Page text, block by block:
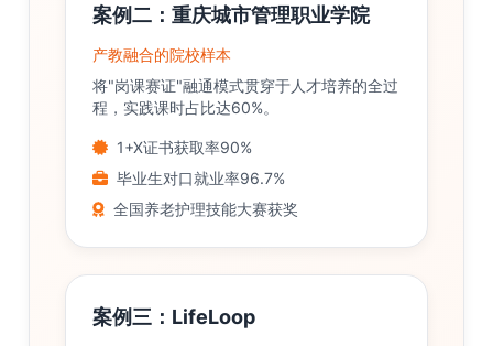
案例二：重庆城市管理职业学院
产教融合的院校样本
将"岗课赛证"融通模式贯穿于人才培养的全过
程，实践课时占比达60%。
1+X证书获取率90%
毕业生对口就业率96.7%
全国养老护理技能大赛获奖
案例三：LifeLoop